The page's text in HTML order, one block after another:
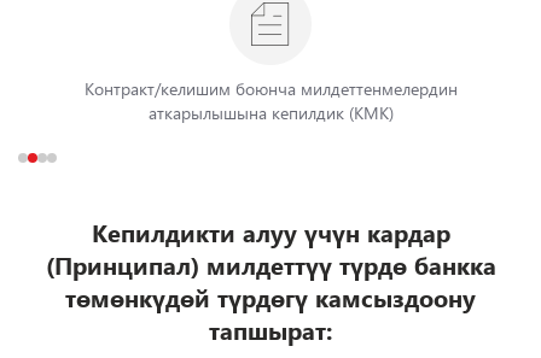
Контракт/келишим боюнча милдеттенмелердин
аткарылышына кепилдик (КМК)
Кепилдикти алуу үчүн кардар
(Принципал) милдеттүү түрдө банкка
төмөнкүдөй түрдөгү камсыздоону
тапшырат: